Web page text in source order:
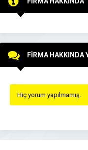
FİRMA HAKKINDA
Hiç yorum yapılmamış.